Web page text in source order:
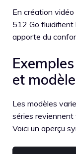
En création
512 Go
apporte du
et
Les modèles
séries
Voici un aperçu